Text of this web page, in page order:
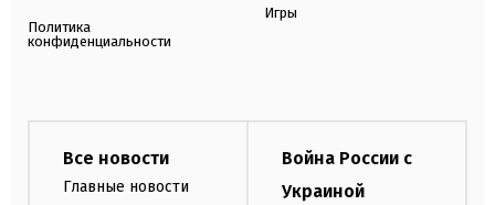
Политика
конфиденциальности
Игры
Все новости
Главные новости
Война России с
Украиной